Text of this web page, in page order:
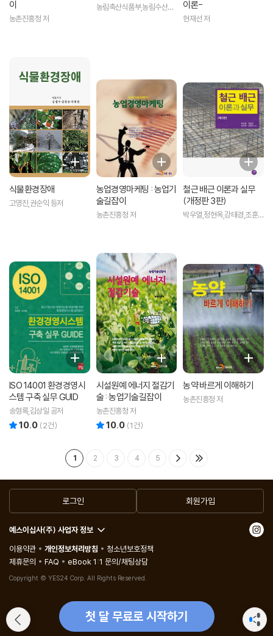
이
농촌진흥청 저
농림축산식품부,농림수산식
이론-
현재선 저
식물환경장애
고영진,권순익 등저
농업경영마케팅 : 농업기
술길잡이
농촌진흥청 저
철근 배근 이론과 실무
(개정판 3판)
박우열,정현옥,강태경,조훈
ISO 14001 환경경영시
스템 구축 실무 GUID
송형록,김상일 공저
10.0 (2건)
시설원예 에너지 절감기
술 : 농업기술길잡이
농촌진흥청 저
10.0 (1건)
농약 바르게 이해하기
농촌진흥청 저
1 2 3 4 5
첫 달 무료로 시작하기
로그인 회원가입
예스이십사(주) 사업자 정보
이용약관
개인정보처리방침
청소년보호정책
제휴문의
FAQ eBook 1:1 문의/채팅상담
Copyright © YES24 Corp. All Rights Reserved.